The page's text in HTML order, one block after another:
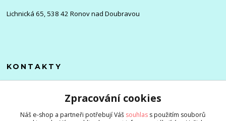
Lichnická 65, 538 42 Ronov nad Doubravou
KONTAKTY
+420 705 976 386Zpracování cookies
Náš e-shop a partneři potřebují Váš souhlas s použitím souborů